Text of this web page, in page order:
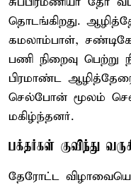
தொடங்கிறது.
கமலாம்பாள்,
பணி நிறைவு
பிரமாண்ட
செல்போன் மூலம்
மகிழ்ந்தனர்.
பக்தர்கள் குவிந்து
தேரோட்ட